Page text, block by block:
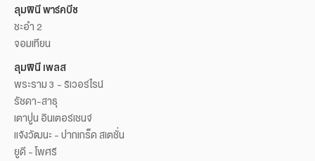
ลุมพินี พาร์คบีช
ชะอำ 2
จอมเทียน
ลุมพินี เพลส
พระราม 3 - ริเวอร์ไรน์
รัชดา-สาธุ
เตาปูน อินเตอร์เชนจ์
แจ้งวัฒนะ - ปากเกร็ด สเตชั่น
ยูดี - โพศรี